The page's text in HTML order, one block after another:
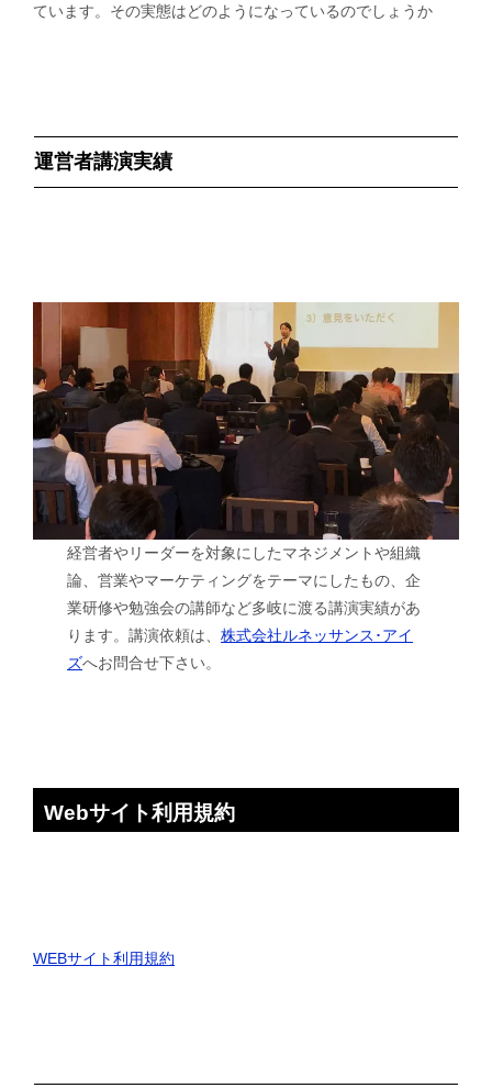
ています。その実態はどのようになっているのでしょうか
運営者講演実績
経営者やリーダーを対象にしたマネジメントや組織
論、営業やマーケティングをテーマにしたもの、企
業研修や勉強会の講師など多岐に渡る講演実績があ
ります。講演依頼は、株式会社ルネッサンス･アイ
ズへお問合せ下さい。
Webサイト利用規約
WEBサイト利用規約